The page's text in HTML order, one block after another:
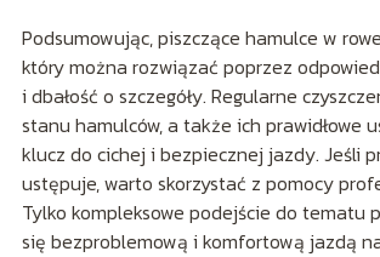
Podsumowując, piszczące hamulce w
który można rozwiązać poprzez
i dbałość o szczegóły. Regularne
stanu hamulców, a także ich prawidłowe
klucz do cichej i bezpiecznej jazdy. Jeśli
ustępuje, warto skorzystać z pomocy
Tylko kompleksowe podejście do tematu
się bezproblemową i komfortową jazdą